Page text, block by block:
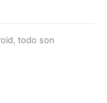
todo son